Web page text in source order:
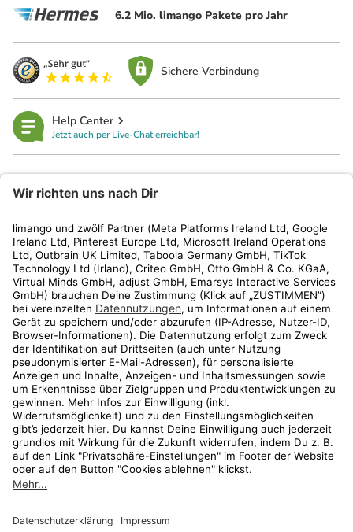
6.2 Mio. limango Pakete pro Jahr
Sichere Verbindung
Help Center
Jetzt auch per Live-Chat erreichbar!
Kundenservice
Shop
Aktionen
Travel